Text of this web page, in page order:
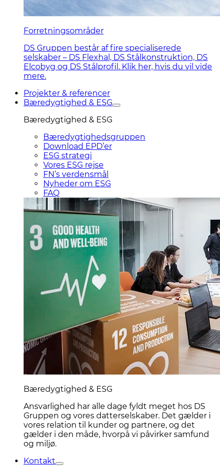
Forretningsområder
DS Gruppen består af fire specialiserede
selskaber – DS Flexhal, DS Stålkonstruktion, DS
Elcobyg og DS Stålprofil. Klik her, hvis du vil vide
mere.
Projekter & referencer
Bæredygtighed & ESG
Bæredygtighed & ESG
Bæredygtighedsgruppen
Download EPD’er
ESG strategi
Vores ESG rejse
FN’s verdensmål
Nyheder om ESG
FAQ
Bæredygtighed & ESG
Ansvarlighed har alle dage fyldt meget hos DS
Gruppen og vores datterselskaber. Det gælder i
vores relation til kunder og partnere, og det
gælder i den måde, hvorpå vi påvirker samfund
og miljø.
Kontakt